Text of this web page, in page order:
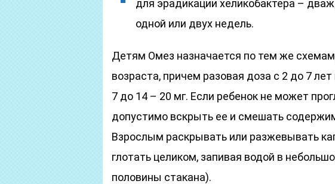
для эрадикации хеликобактера –
одной или двух недель.
Детям Омез назначается по тем же
возраста, причем разовая доза с 2 до 7
7 до 14 – 20 мг. Если ребенок не может
допустимо вскрыть ее и смешать
Взрослым раскрывать или разжевывать
глотать целиком, запивая водой в
половины стакана).